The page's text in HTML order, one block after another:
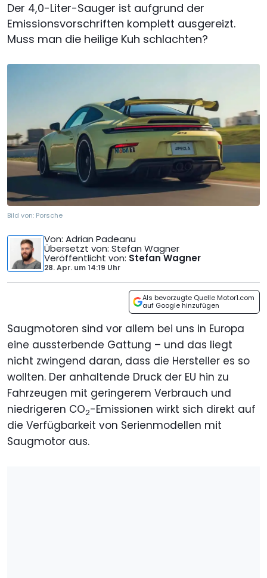
Der 4,0-Liter-Sauger ist aufgrund der
Emissionsvorschriften komplett ausgereizt.
Muss man die heilige Kuh schlachten?
Bild von: Porsche
Von: Adrian Padeanu
Übersetzt von: Stefan Wagner
Veröffentlicht von: Stefan Wagner
28. Apr. um14:19 Uhr
Als bevorzugte Quelle Motor1.com
auf Google hinzufügen
Saugmotoren sind vor allem bei uns in Europa
eine aussterbende Gattung – und das liegt
nicht zwingend daran, dass die Hersteller es so
wollten. Der anhaltende Druck der EU hin zu
Fahrzeugen mit geringerem Verbrauch und
niedrigeren CO2-Emissionen wirkt sich direkt auf
die Verfügbarkeit von Serienmodellen mit
Saugmotor aus.